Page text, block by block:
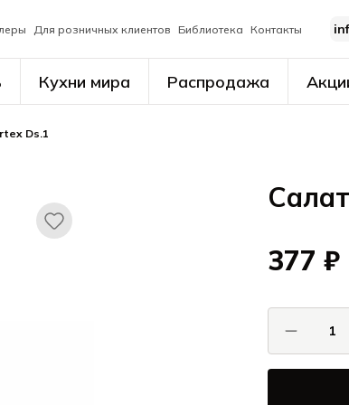
Для розничных клиентов Библиотека Контакты
Кухни мира Распродажа
Ds.1
377 ₽